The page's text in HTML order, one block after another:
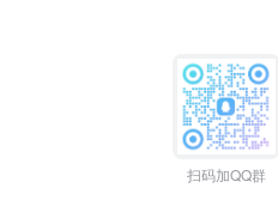
扫码加QQ群